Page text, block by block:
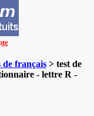
de français > test de
- lettre R -